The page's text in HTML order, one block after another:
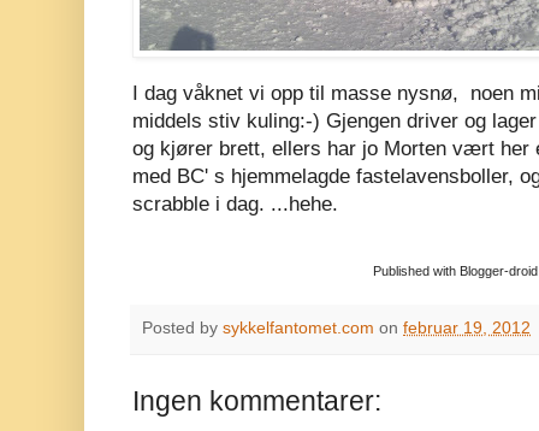
I dag våknet vi opp til masse nysnø, noen
middels stiv kuling:-) Gjengen driver og
og kjører brett, ellers har jo Morten vært her
med BC' s hjemmelagde fastelavensboller,
scrabble i dag. ...hehe.
Published with Blogger-
Posted by sykkelfantomet.com on februar 19, 2012
Ingen kommentarer: